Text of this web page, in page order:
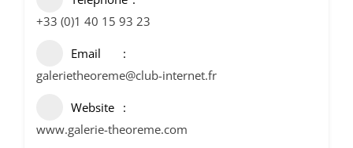
+33 (0)1 40 15 93 23
Email
galerietheoreme@club-internet.fr
Website
www.galerie-theoreme.com